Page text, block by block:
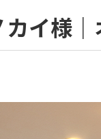
イ様